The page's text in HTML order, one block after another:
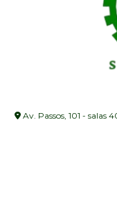
Av. Passos, 101 - salas